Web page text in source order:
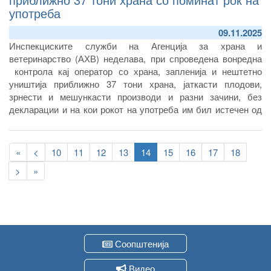
употреба
09.11.2025
Инспекциските служби на Агенција за храна и
ветеринарство (АХВ) неделава, при спроведена вонредна
контрола кај оператор со храна, запленија и нештетно
уништија приближно 37 тони храна, јаткасти плодови,
зрнести и мешункасти производи и разни зачини, без
декларации и на кои рокот на употреба им бил истечен од
Pagination
First
page
«
Previous
page
< Page
10 Page
11 Page
12 Page
13
Current
page
14 Page
15 Page
16 Page
17 Page
18
Следна
страна
>
Last
page
»
Соопштенија
Видео